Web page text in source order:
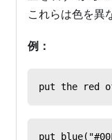
これらは色を異
例：
put the red
put